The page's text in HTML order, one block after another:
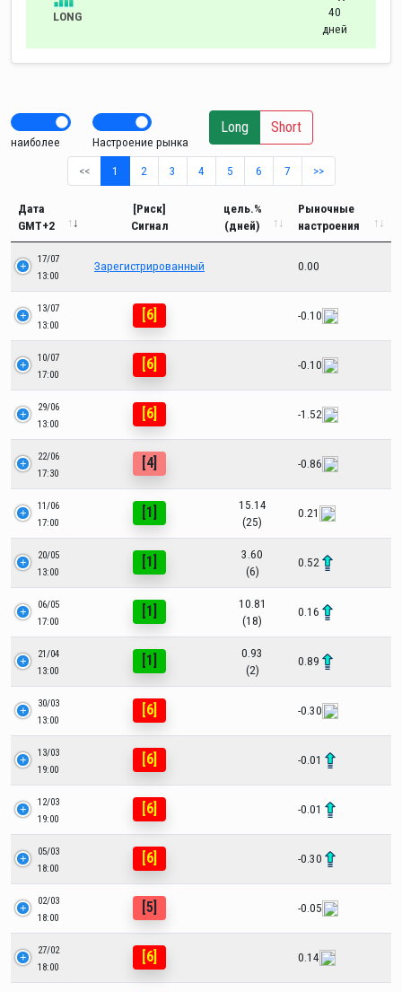
LONG
40
дней
наиболее Настроение рынка
Long Short
<< 1 2 3 4 5 6 7 >>
Дата
GMT+2
[Риск]
Сигнал
цель.%
(дней)
Рыночные
настроения
17/07
13:00
Зарегистрированный 0.00
13/07
13:00
[6] -0.10
10/07
17:00
[6] -0.10
29/06
13:00
[6] -1.52
22/06
17:30
[4] -0.86
11/06
17:00
[1]
15.14
(25)
0.21
20/05
13:00
[1]
3.60
(6)
0.52
06/05
17:00
[1]
10.81
(18)
0.16
21/04
13:00
[1]
0.93
(2)
0.89
30/03
13:00
[6] -0.30
13/03
19:00
[6] -0.01
12/03
19:00
[6] -0.01
05/03
18:00
[6] -0.30
02/03
18:00
[5] -0.05
27/02
18:00
[6] 0.14